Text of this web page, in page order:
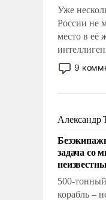
Уже
России не
место в её
исключили
чем она
казалось,
решены раз
нет, не
9
Александр
задача со
500-
корабль –